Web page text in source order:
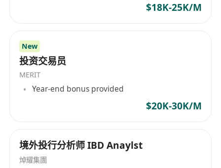
$18K-25K/M
New
投资交易员
MERIT
Year-end bonus provided
$20K-30K/M
境外投行分析师 IBD Anaylst
焯耀集團